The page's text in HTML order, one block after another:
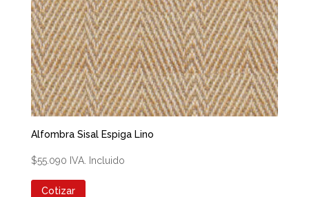
Alfombra Sisal Espiga Lino
$55.090 IVA. Incluido
Cotizar